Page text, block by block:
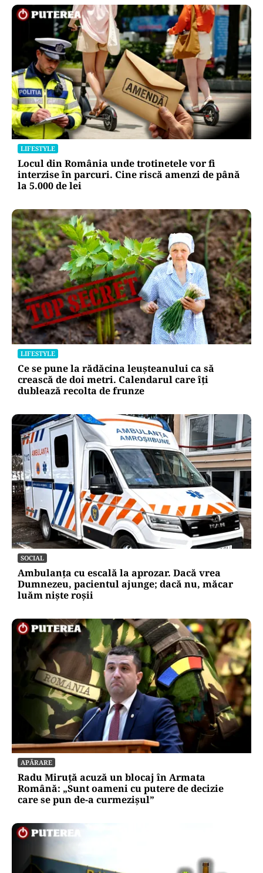
LIFESTYLE
Locul din România unde trotinetele vor fi
interzise în parcuri. Cine riscă amenzi de până
la 5.000 de lei
LIFESTYLE
Ce se pune la rădăcina leușteanului ca să
crească de doi metri. Calendarul care îți
dublează recolta de frunze
SOCIAL
Ambulanța cu escală la aprozar. Dacă vrea
Dumnezeu, pacientul ajunge; dacă nu, măcar
luăm niște roșii
APĂRARE
Radu Miruță acuză un blocaj în Armata
Română: „Sunt oameni cu putere de decizie
care se pun de-a curmezișul”